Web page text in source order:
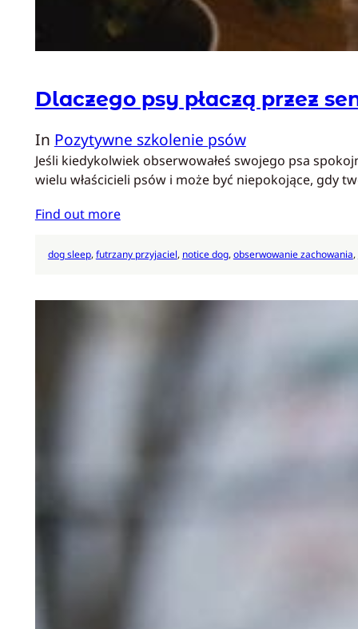
Dlaczego psy płaczą przez
In Pozytywne szkolenie psów
Jeśli kiedykolwiek obserwowałeś swojego psa
wielu właścicieli psów i może być niepokojące, gdy
Find out more
dog sleep, futrzany przyjaciel, notice dog, obserwowanie zachowania,